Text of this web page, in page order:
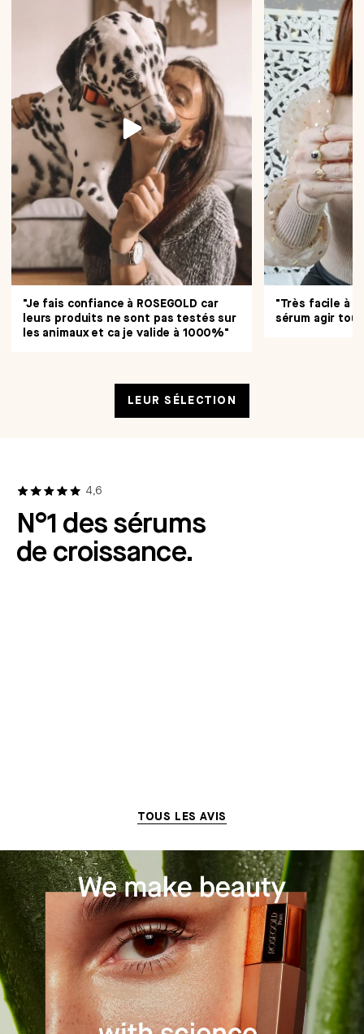
"Je fais confiance à ROSEGOLD car
leurs produits ne sont pas testés sur
les animaux et ca je valide à 1000%"
"Très facile à
sérum agir
LEUR SÉLECTION
4,6
N°1 des sérums
de croissance.
TOUS LES AVIS